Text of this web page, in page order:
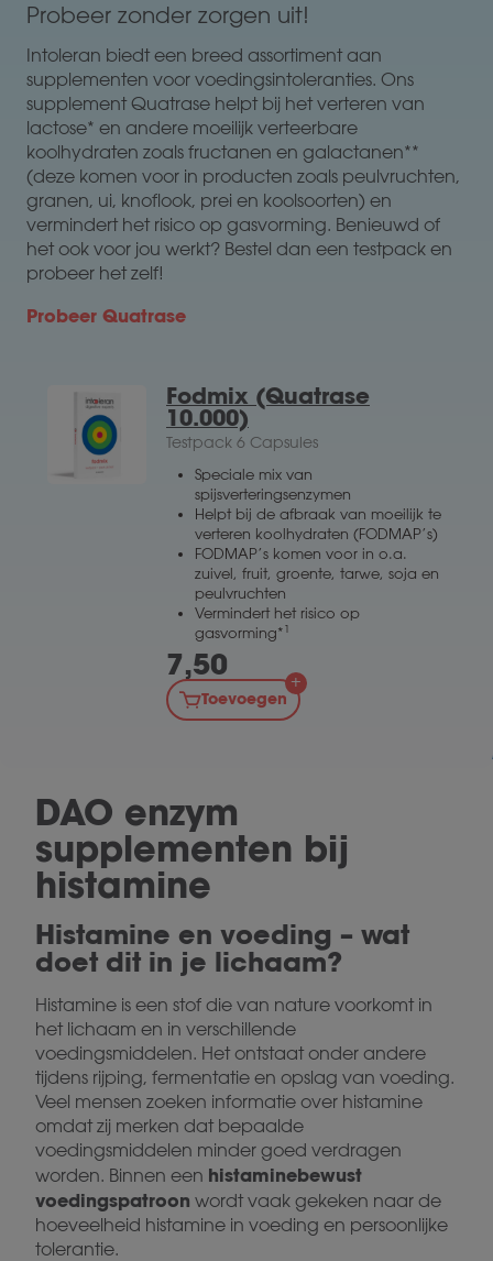
Probeer zonder zorgen uit!
Intoleran biedt een breed assortiment aan
supplementen voor voedingsintoleranties. Ons
supplement Quatrase helpt bij het verteren van
lactose* en andere moeilijk verteerbare
koolhydraten zoals fructanen en galactanen**
(deze komen voor in producten zoals peulvruchten,
granen, ui, knoflook, prei en koolsoorten) en
vermindert het risico op gasvorming. Benieuwd of
het ook voor jou werkt? Bestel dan een testpack en
probeer het zelf!
Probeer Quatrase
Fodmix (Quatrase
10.000)
Testpack 6 Capsules
Speciale mix van
spijsverteringsenzymen
Helpt bij de afbraak van moeilijk te
verteren koolhydraten (FODMAP’s)
FODMAP’s komen voor in o.a.
zuivel, fruit, groente, tarwe, soja en
peulvruchten
Vermindert het risico op
gasvorming*1
7,50
Toevoegen
DAO enzym
supplementen bij
histamine
Histamine en voeding – wat
doet dit in je lichaam?
Histamine is een stof die van nature voorkomt in
het lichaam en in verschillende
voedingsmiddelen. Het ontstaat onder andere
tijdens rijping, fermentatie en opslag van voeding.
Veel mensen zoeken informatie over histamine
omdat zij merken dat bepaalde
voedingsmiddelen minder goed verdragen
worden. Binnen een histaminebewust
voedingspatroon wordt vaak gekeken naar de
hoeveelheid histamine in voeding en persoonlijke
tolerantie.